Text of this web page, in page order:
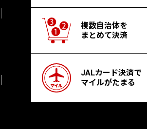
複数自治体を
まとめて決済
JALカード決済で
マイルがたまる